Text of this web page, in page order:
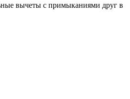
вычеты с примыканиями друг в